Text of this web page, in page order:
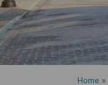
Home »